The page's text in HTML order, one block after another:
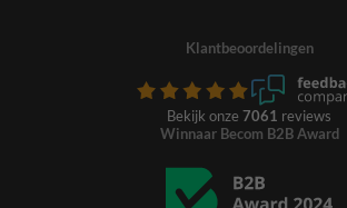
Klantbeoordelingen
Bekijk onze 7061 reviews
Winnaar Becom B2B Award